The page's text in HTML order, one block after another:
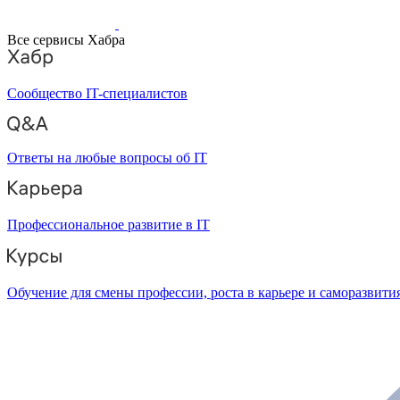
Все сервисы Хабра
Сообщество IT-специалистов
Ответы на любые вопросы об IT
Профессиональное развитие в IT
Обучение для смены профессии, роста в карьере и